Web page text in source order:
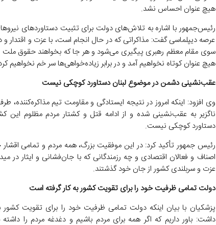
هیچ عنوان احساس نشد.
رئیس‌جمهور با اشاره به تلاش‌های دولت برای تثبیت دستاوردهای
عرصه دیپلماسی گفت: مذاکراتی که در حال انجام است، با عزت و اقتدار
سوی مقام معظم رهبری پیگیری می‌شود و هر جا که بخواهند حقوق ملت
هیچ عنوان کوتاه نخواهیم آمد و در برابر زیاده‌خواهی‌ها سر خم نخواهیم
عقب‌نشینی دشمن در موضوع لبنان دستاورد کوچکی نیست
وی افزود: اینکه امروز در نتیجه ایستادگی و مقاومت تیم مذاکره‌کننده،
ناگزیر به عقب‌نشینی شده و از ادامه قتل و کشتار مردم مظلوم
دستاورد کوچکی نیست.
رئیس جمهور تأکید کرد: در این موفقیت بزرگ، همه مردم و تمامی اقشار
اصناف و فعالان اقتصادی و چه رزمندگانی که با جان‌فشانی و ایثار در
عزت و سربلندی کشور از جان خود گذشتند.
دولت تمامی ظرفیت خود را برای تقویت کشور به کار گرفته است
پزشکیان با بیان اینکه دولت تمامی ظرفیت خود را برای تقویت کشور
داشت: باور داریم که اگر همه برای مردم باشیم و دغدغه مردم را